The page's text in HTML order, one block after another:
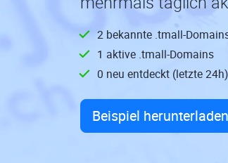
2 bekannte .tmall-
1 aktive .tmall-Domains
0 neu entdeckt (letzte 24h)
Beispiel herunterladen